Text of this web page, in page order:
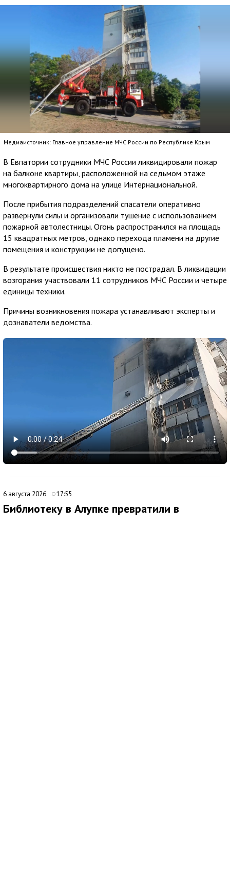
Медиаисточник: Главное управление МЧС России по Республике Крым
В Евпатории сотрудники МЧС России ликвидировали пожар
на балконе квартиры, расположенной на седьмом этаже
многоквартирного дома на улице Интернациональной.
После прибытия подразделений спасатели оперативно
развернули силы и организовали тушение с использованием
пожарной автолестницы. Огонь распространился на площадь
15 квадратных метров, однако перехода пламени на другие
помещения и конструкции не допущено.
В результате происшествия никто не пострадал. В ликвидации
возгорания участвовали 11 сотрудников МЧС России и четыре
единицы техники.
Причины возникновения пожара устанавливают эксперты и
дознаватели ведомства.
6 августа 2026 17:55
Библиотеку в Алупке превратили в